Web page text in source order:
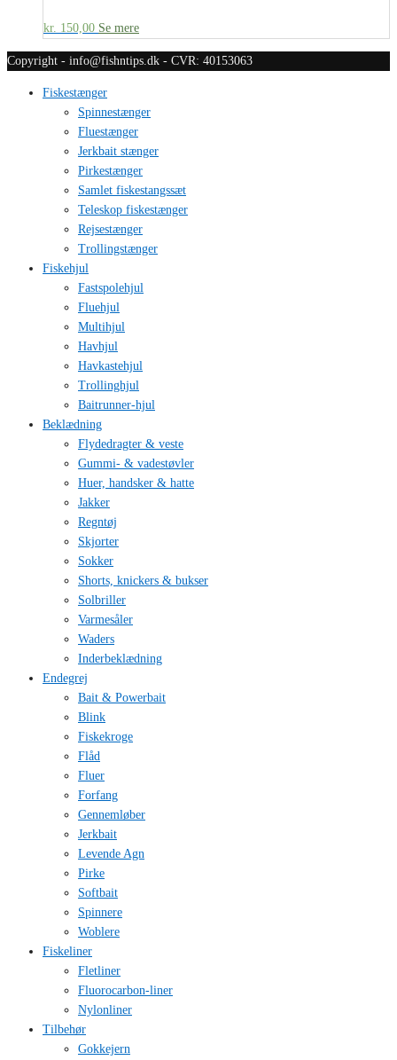
kr. 150,00 Se mere
Copyright - info@fishntips.dk - CVR: 40153063
Fiskestænger
Spinnestænger
Fluestænger
Jerkbait stænger
Pirkestænger
Samlet fiskestangssæt
Teleskop fiskestænger
Rejsestænger
Trollingstænger
Fiskehjul
Fastspolehjul
Fluehjul
Multihjul
Havhjul
Havkastehjul
Trollinghjul
Baitrunner-hjul
Beklædning
Flydedragter & veste
Gummi- & vadestøvler
Huer, handsker & hatte
Jakker
Regntøj
Skjorter
Sokker
Shorts, knickers & bukser
Solbriller
Varmesåler
Waders
Inderbeklædning
Endegrej
Bait & Powerbait
Blink
Fiskekroge
Flåd
Fluer
Forfang
Gennemløber
Jerkbait
Levende Agn
Pirke
Softbait
Spinnere
Woblere
Fiskeliner
Fletliner
Fluorocarbon-liner
Nylonliner
Tilbehør
Gokkejern